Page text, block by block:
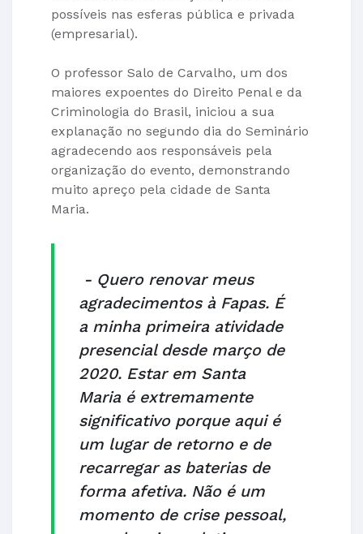
possíveis nas esferas pública e privada
(empresarial).
O professor Salo de Carvalho, um dos
maiores expoentes do Direito Penal e da
Criminologia do Brasil, iniciou a sua
explanação no segundo dia do Seminário
agradecendo aos responsáveis pela
organização do evento, demonstrando
muito apreço pela cidade de Santa
Maria.
- Quero renovar meus
agradecimentos à Fapas. É
a minha primeira atividade
presencial desde março de
2020. Estar em Santa
Maria é extremamente
significativo porque aqui é
um lugar de retorno e de
recarregar as baterias de
forma afetiva. Não é um
momento de crise pessoal,